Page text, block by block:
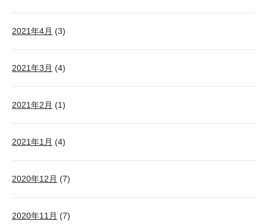
2021年4月 (3)
2021年3月 (4)
2021年2月 (1)
2021年1月 (4)
2020年12月 (7)
2020年11月 (7)